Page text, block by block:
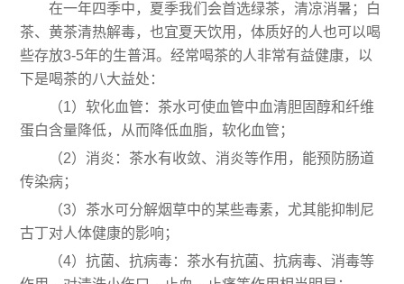
在一年四季中，夏季我们会首选绿茶，清凉消暑；白
茶、黄茶清热解毒，也宜夏天饮用，体质好的人也可以喝
些存放3-5年的生普洱。经常喝茶的人非常有益健康，以
下是喝茶的八大益处：
（1）软化血管：茶水可使血管中血清胆固醇和纤维
蛋白含量降低，从而降低血脂，软化血管；
（2）消炎：茶水有收敛、消炎等作用，能预防肠道
传染病；
（3）茶水可分解烟草中的某些毒素，尤其能抑制尼
古丁对人体健康的影响；
（4）抗菌、抗病毒：茶水有抗菌、抗病毒、消毒等